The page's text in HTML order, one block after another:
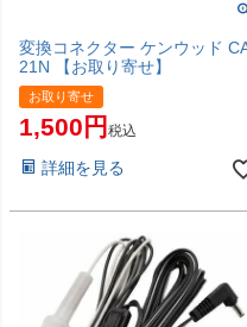
変換コネクター ケンウッド
21N 【お取り寄せ】
お取り寄せ
1,500 税込
詳細を見る